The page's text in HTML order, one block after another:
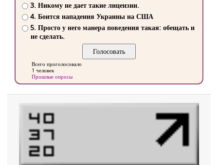
3. Никому не дает такие лицензии.
4. Боится нападения Украины на США
5. Просто у него манера поведения такая: обещать и
не сделать.
Всего проголосовало
1 человек
Прошлые опросы